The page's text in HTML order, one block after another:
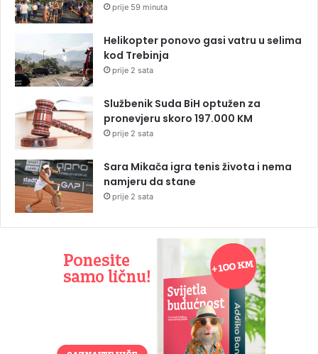
prije 59 minuta
Helikopter ponovo gasi vatru u selima
kod Trebinja
prije 2 sata
Službenik Suda BiH optužen za
pronevjeru skoro 197.000 KM
prije 2 sata
Sara Mikača igra tenis života i nema
namjeru da stane
prije 2 sata